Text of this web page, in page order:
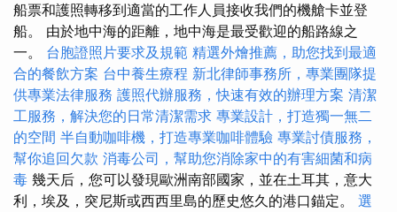
船票和護照轉移到適當的工作人員接收我們的機艙卡並登
船。 由於地中海的距離，地中海是最受歡迎的船路線之
一。 台胞證照片要求及規範 精選外燴推薦，助您找到最適
合的餐飲方案 台中養生療程 新北律師事務所，專業團隊提
供專業法律服務 護照代辦服務，快速有效的辦理方案 清潔
工服務，解決您的日常清潔需求 專業設計，打造獨一無二
的空間 半自動咖啡機，打造專業咖啡體驗 專業討債服務，
幫你追回欠款 消毒公司，幫助您消除家中的有害細菌和病
毒 幾天后，您可以發現歐洲南部國家，並在土耳其，意大
利，埃及，突尼斯或西西里島的歷史悠久的港口錨定。 選